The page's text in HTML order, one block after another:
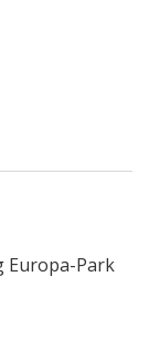
Europa-Park